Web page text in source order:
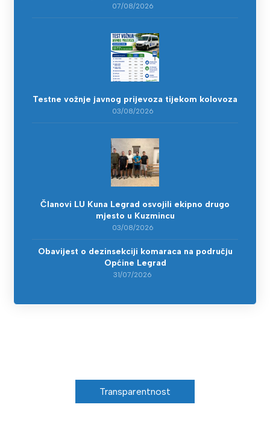
07/08/2026
Testne vožnje javnog prijevoza tijekom kolovoza
03/08/2026
Članovi LU Kuna Legrad osvojili ekipno drugo
mjesto u Kuzmincu
03/08/2026
Obavijest o dezinsekciji komaraca na području
Općine Legrad
31/07/2026
Transparentnost